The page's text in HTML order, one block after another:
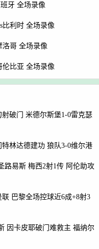
牙 全场录像
比利时 全场录像
洛哥 全场录像
伦比亚 全场录像
破门 米德尔斯堡1-0雷克瑟
林达德建功 狼队3-0维尔港
路易斯 梅西2射1传 阿伦助攻
巴黎全场控球近6成+8射3
因卡皮耶破门难救主 福纳尔